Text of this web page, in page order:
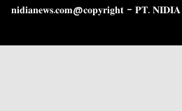
𝐧𝐢𝐝𝐢𝐚𝐧𝐞𝐰𝐬.𝐜𝐨𝐦@𝐜𝐨𝐩𝐲𝐫𝐢𝐠𝐡𝐭 - 𝐏𝐓.